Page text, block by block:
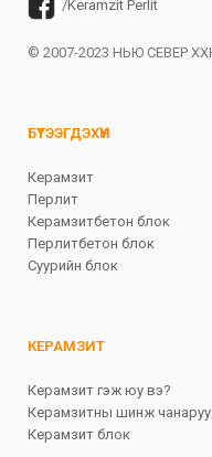
/Keramzit Perlit
© 2007-2023 НЬЮ СЕВЕР
БҮТЭЭГДЭХҮҮН
Керамзит
Перлит
Керамзитбетон блок
Перлитбетон блок
Суурийн блок
КЕРАМЗИТ
Керамзит гэж юу вэ?
Керамзитны шинж
Керамзит блок